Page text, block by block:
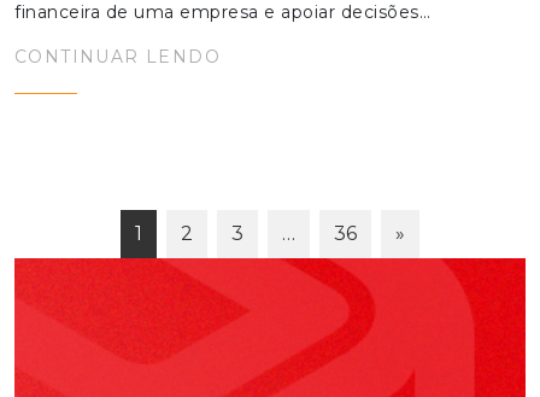
financeira de uma empresa e apoiar decisões…
CONTINUAR LENDO
1 2 3 … 36 »